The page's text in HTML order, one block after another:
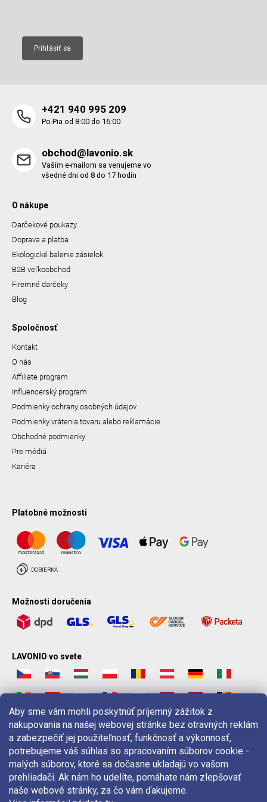
Aby sme vám mohli poskytnúť príjemný zážitok z
nakupovania na našej webovej stránke bez otravných reklám
a zabezpečiť jej použiteľnosť, funkčnosť a výkonnosť,
potrebujeme váš súhlas so spracovaním súborov cookie -
malých súborov, ktoré sa dočasne ukladajú vo vašom
prehliadači. Ak nám ho udelíte, pomáhate nám zlepšovať
naše webové stránky, za čo vám ďakujeme.
Prihlásiť sa
+421 940 995 209
Po-Pia od 8:00 do 16:00
obchod@lavonio.sk
Vaším e-mailom sa venujeme vo
všedné dni od 8 do 17 hodín
O nákupe
Darčekové poukazy
Doprava a platba
Ekologické balenie zásielok
B2B veľkoobchod
Firemné darčeky
Blog
Spoločnosť
Kontakt
O nás
Affiliate program
Influencerský program
Podmienky ochrany osobných údajov
Podmienky vrátenia tovaru alebo reklamácie
Obchodné podmienky
Pre médiá
Kariéra
Platobné možnosti
Možnosti doručenia
LAVONIO vo svete
Pre akcie, súťaže a zľavy nás sledujte na: